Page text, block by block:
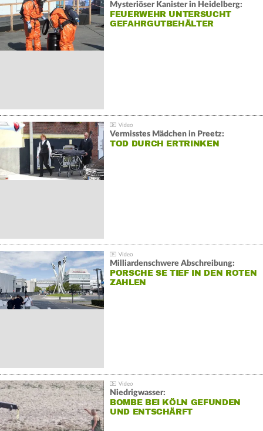
Mysteriöser Kanister in Heidelberg:
FEUERWEHR UNTERSUCHT
GEFAHRGUTBEHÄLTER
Vermisstes Mädchen in Preetz:
TOD DURCH ERTRINKEN
Milliardenschwere Abschreibung:
PORSCHE SE TIEF IN DEN ROTEN
ZAHLEN
Niedrigwasser:
BOMBE BEI KÖLN GEFUNDEN
UND ENTSCHÄRFT